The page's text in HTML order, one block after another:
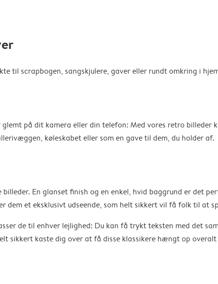
til scrapbogen, sangskjulere, gaver eller rundt omkring i
på dit kamera eller din telefon: Med vores retro billeder
køleskabet eller som en gave til dem, du holder af.
En glanset finish og en enkel, hvid baggrund er det
et eksklusivt udseende, som helt sikkert vil få folk til at
de til enhver lejlighed: Du kan få trykt teksten med det
sikkert kaste dig over at få disse klassikere hængt op